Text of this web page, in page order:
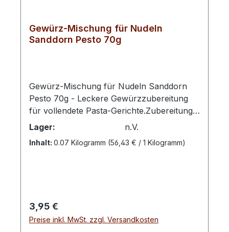
Gewürz-Mischung für Nudeln
Sanddorn Pesto 70g
Gewürz-Mischung für Nudeln Sanddorn
Pesto 70g - Leckere Gewürzzubereitung
für vollendete Pasta-Gerichte.Zubereitung:
3 TL Gewürzzubereitung mit gleicher
Menge Parmesankäse mischen und mit
Wasser und Olivenöl anrühren.TIPP: Mit
Lager: n.V.
Inhalt: 0.07 Kilogramm (56,43 € / 1 Kilogramm)
Regulärer Preis:
3,95 €
Preise inkl. MwSt. zzgl. Versandkosten